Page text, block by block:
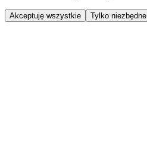
Akceptuję wszystkie Tylko niezbędne